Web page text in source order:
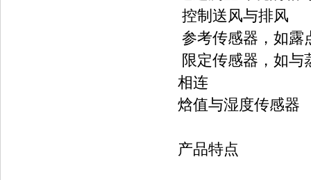
控制送风与排风
参考传感器，如露
限定传感器，如与
相连
焓值与湿度传感器
产品特点